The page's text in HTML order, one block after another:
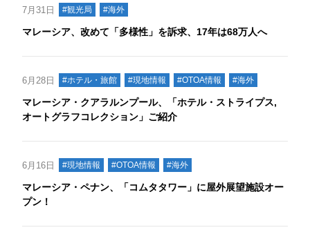
7月31日 #観光局 #海外
マレーシア、改めて「多様性」を訴求、17年は68万人へ
6月28日 #ホテル・旅館 #現地情報 #OTOA情報 #海外
マレーシア・クアラルンプール、「ホテル・ストライプス,
オートグラフコレクション」ご紹介
6月16日 #現地情報 #OTOA情報 #海外
マレーシア・ペナン、「コムタタワー」に屋外展望施設オー
プン！